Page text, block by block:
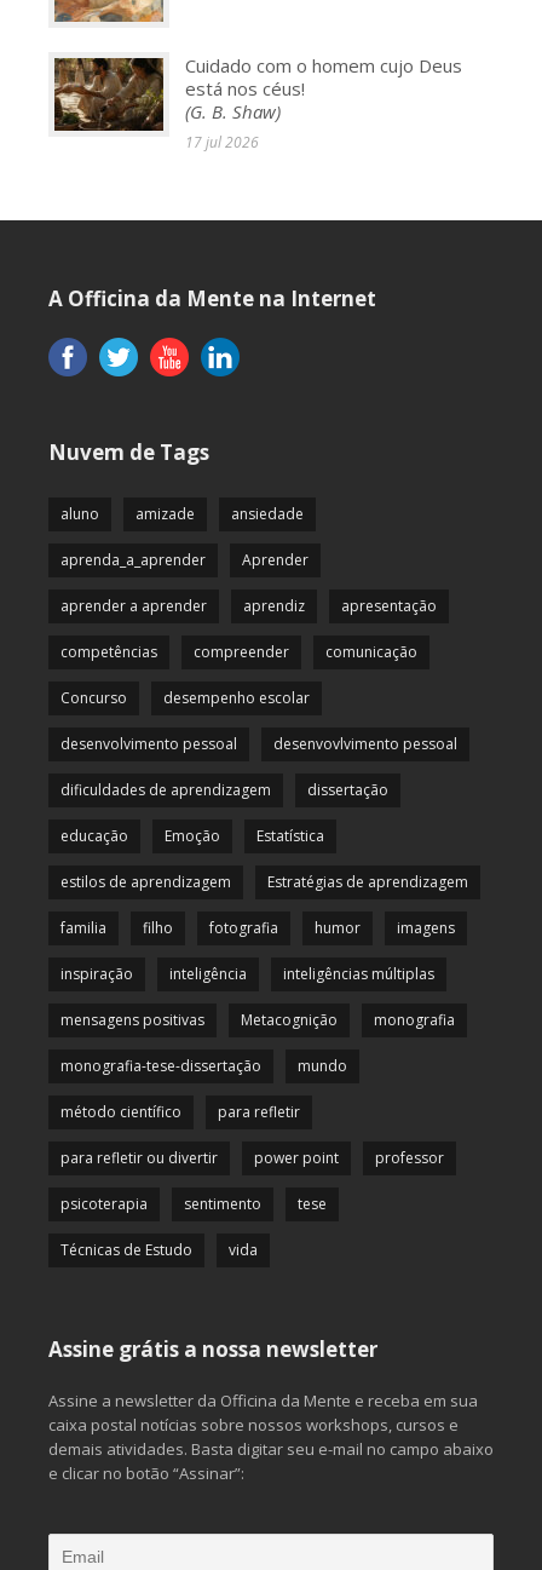
Cuidado com o homem cujo Deus
está nos céus!
(G. B. Shaw)
17 jul 2026
A Officina da Mente na Internet
Nuvem de Tags
aluno amizade ansiedade
aprenda_a_aprender Aprender
aprender a aprender aprendiz apresentação
competências compreender comunicação
Concurso desempenho escolar
desenvolvimento pessoal desenvovlvimento pessoal
dificuldades de aprendizagem dissertação
educação Emoção Estatística
estilos de aprendizagem Estratégias de aprendizagem
familia filho fotografia humor imagens
inspiração inteligência inteligências múltiplas
mensagens positivas Metacognição monografia
monografia-tese-dissertação mundo
método científico para refletir
para refletir ou divertir power point professor
psicoterapia sentimento tese
Técnicas de Estudo vida
Assine grátis a nossa newsletter
Assine a newsletter da Officina da Mente e receba em sua
caixa postal notícias sobre nossos workshops, cursos e
demais atividades. Basta digitar seu e-mail no campo abaixo
e clicar no botão “Assinar”: